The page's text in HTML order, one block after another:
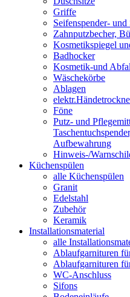
Griffe
Seifenspender-
Zahnputzbecher,
Kosmetikspiegel
Badhocker
Kosmetik-und
Wäschekörbe
Ablagen
Föne
Putz- und
Aufbewahrung
Hinweis-/
Küchenspülen
alle Küchenspülen
Granit
Edelstahl
Zubehör
Keramik
Installationsmaterial
alle
Ablaufgarnituren
Ablaufgarnituren
WC-Anschluss
Sifons